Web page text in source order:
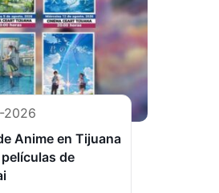
2026
Anime en Tijuana
de